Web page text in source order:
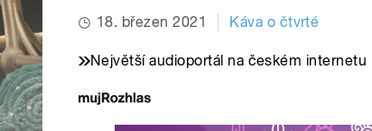
18. březen 2021 Káva o čtvrté
Největší audioportál na českém internetu